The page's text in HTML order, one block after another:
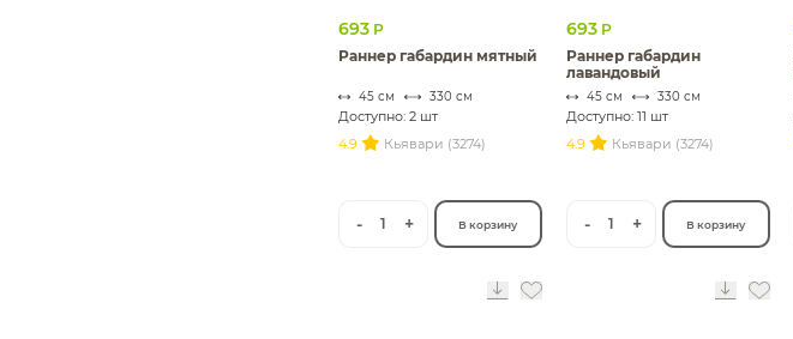
693 Р
Раннер габардин мятный
45 см 330 см
Доступно: 2 шт
4.9
Кьявари (3274)
- 1 + В корзину
693 Р
Раннер габардин
лавандовый
45 см 330 см
Доступно: 11 шт
4.9
Кьявари (3274)
- 1 + В корзину